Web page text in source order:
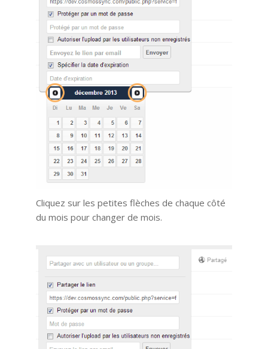
Cliquez sur les petites flèches de chaque côté
du mois pour changer de mois.